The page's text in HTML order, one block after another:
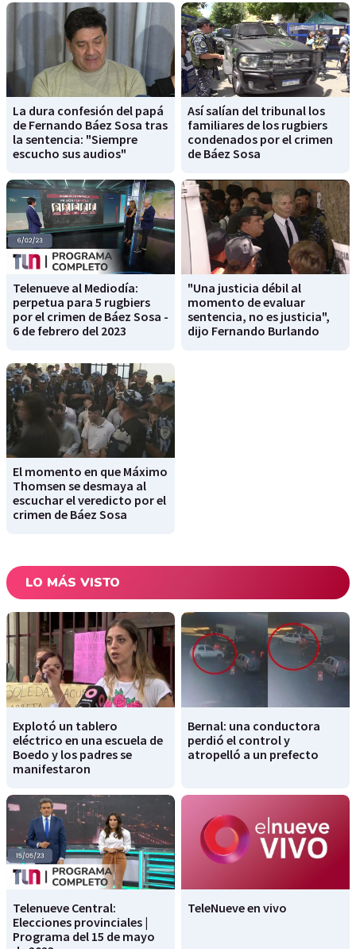
La dura confesión del papá
de Fernando Báez Sosa tras
la sentencia: "Siempre
escucho sus audios"
Así salían del tribunal los
familiares de los rugbiers
condenados por el crimen
de Báez Sosa
Telenueve al Mediodía:
perpetua para 5 rugbiers
por el crimen de Báez Sosa -
6 de febrero del 2023
"Una justicia débil al
momento de evaluar
sentencia, no es justicia",
dijo Fernando Burlando
El momento en que Máximo
Thomsen se desmaya al
escuchar el veredicto por el
crimen de Báez Sosa
LO MÁS VISTO
Explotó un tablero
eléctrico en una escuela de
Boedo y los padres se
manifestaron
Bernal: una conductora
perdió el control y
atropelló a un prefecto
Telenueve Central:
Elecciones provinciales |
Programa del 15 de mayo
TeleNueve en vivo